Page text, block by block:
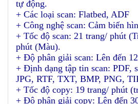
tự động.
+ Các loại scan: Flatbed, ADF
+ Công nghệ scan: Cảm biến
+ Tốc độ scan: 21 trang/ phút
phút (Màu).
+ Độ phân giải scan: Lên đến
+ Định dạng tập tin scan: PDF,
JPG, RTF, TXT, BMP, PNG,
+ Tốc độ copy: 19 trang/ phút
+ Độ phân giải copy: Lên đến